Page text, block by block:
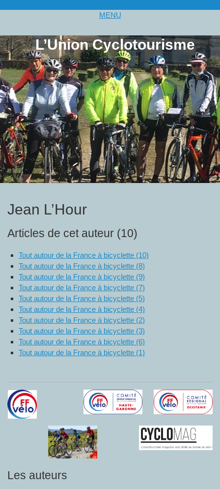
MENU
L’Union Cyclotourisme
Jean L’Hour
Articles de cet auteur (10)
Tout autour de la France à bicyclette (10)
Tout autour de la France à bicyclette (8)
Tout autour de la France à bicyclette (9)
Tout autour de la France à bicyclette (7)
Tout autour de la France à bicyclette (5)
Tout autour de la France à bicyclette (4)
Tout autour de la France à bicyclette (2)
Tout autour de la France à bicyclette (3)
Tout autour de la France à bicyclette (6)
Tout autour de la France à bicyclette (1)
Les auteurs